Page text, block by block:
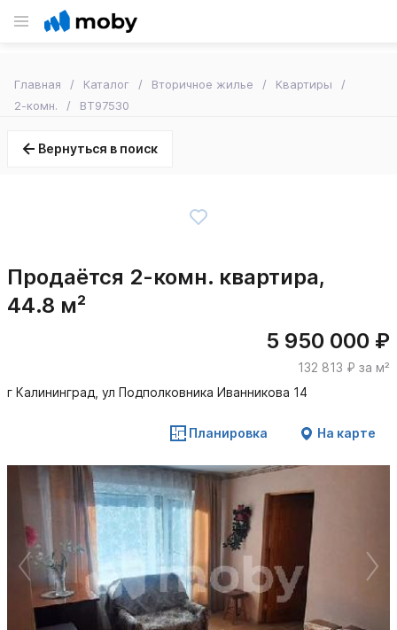
Главная Каталог Вторичное жилье
Квартиры
2-комн.
BT97530
Вернуться в поиск
Продаётся 2-комн. квартира,
44.8 м²
5 950 000 ₽
132 813 ₽ за м²
г Калининград, ул Подполковника Иванникова 14
Планировка На карте